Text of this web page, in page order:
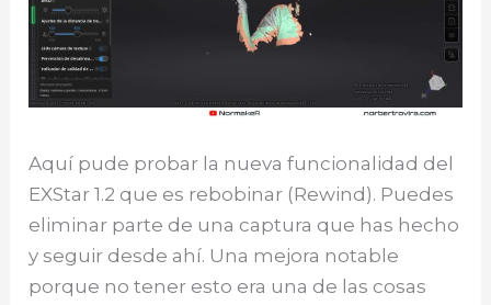
Aquí pude probar la nueva funcionalidad del
EXStar 1.2 que es rebobinar (Rewind). Puedes
eliminar parte de una captura que has hecho
y seguir desde ahí. Una mejora notable
porque no tener esto era una de las cosas